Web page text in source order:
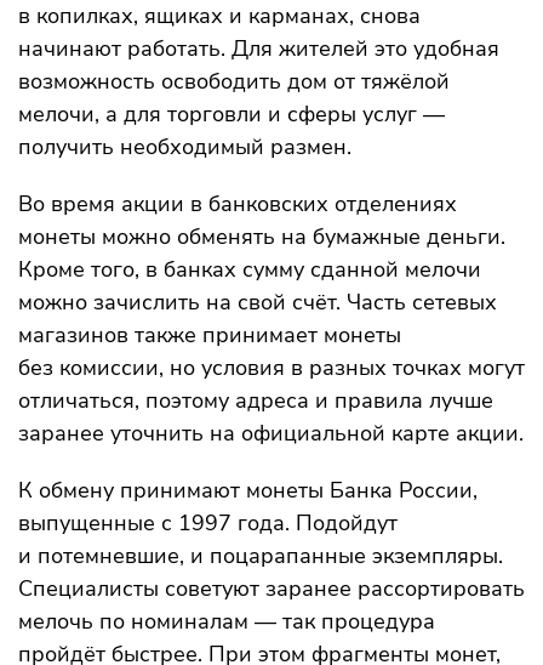
в копилках, ящиках и карманах, снова
начинают работать. Для жителей это удобная
возможность освободить дом от тяжёлой
мелочи, а для торговли и сферы услуг —
получить необходимый размен.
Во время акции в банковских отделениях
монеты можно обменять на бумажные деньги.
Кроме того, в банках сумму сданной мелочи
можно зачислить на свой счёт. Часть сетевых
магазинов также принимает монеты
без комиссии, но условия в разных точках могут
отличаться, поэтому адреса и правила лучше
заранее уточнить на официальной карте акции.
К обмену принимают монеты Банка России,
выпущенные с 1997 года. Подойдут
и потемневшие, и поцарапанные экземпляры.
Специалисты советуют заранее рассортировать
мелочь по номиналам — так процедура
пройдёт быстрее. При этом фрагменты монет,